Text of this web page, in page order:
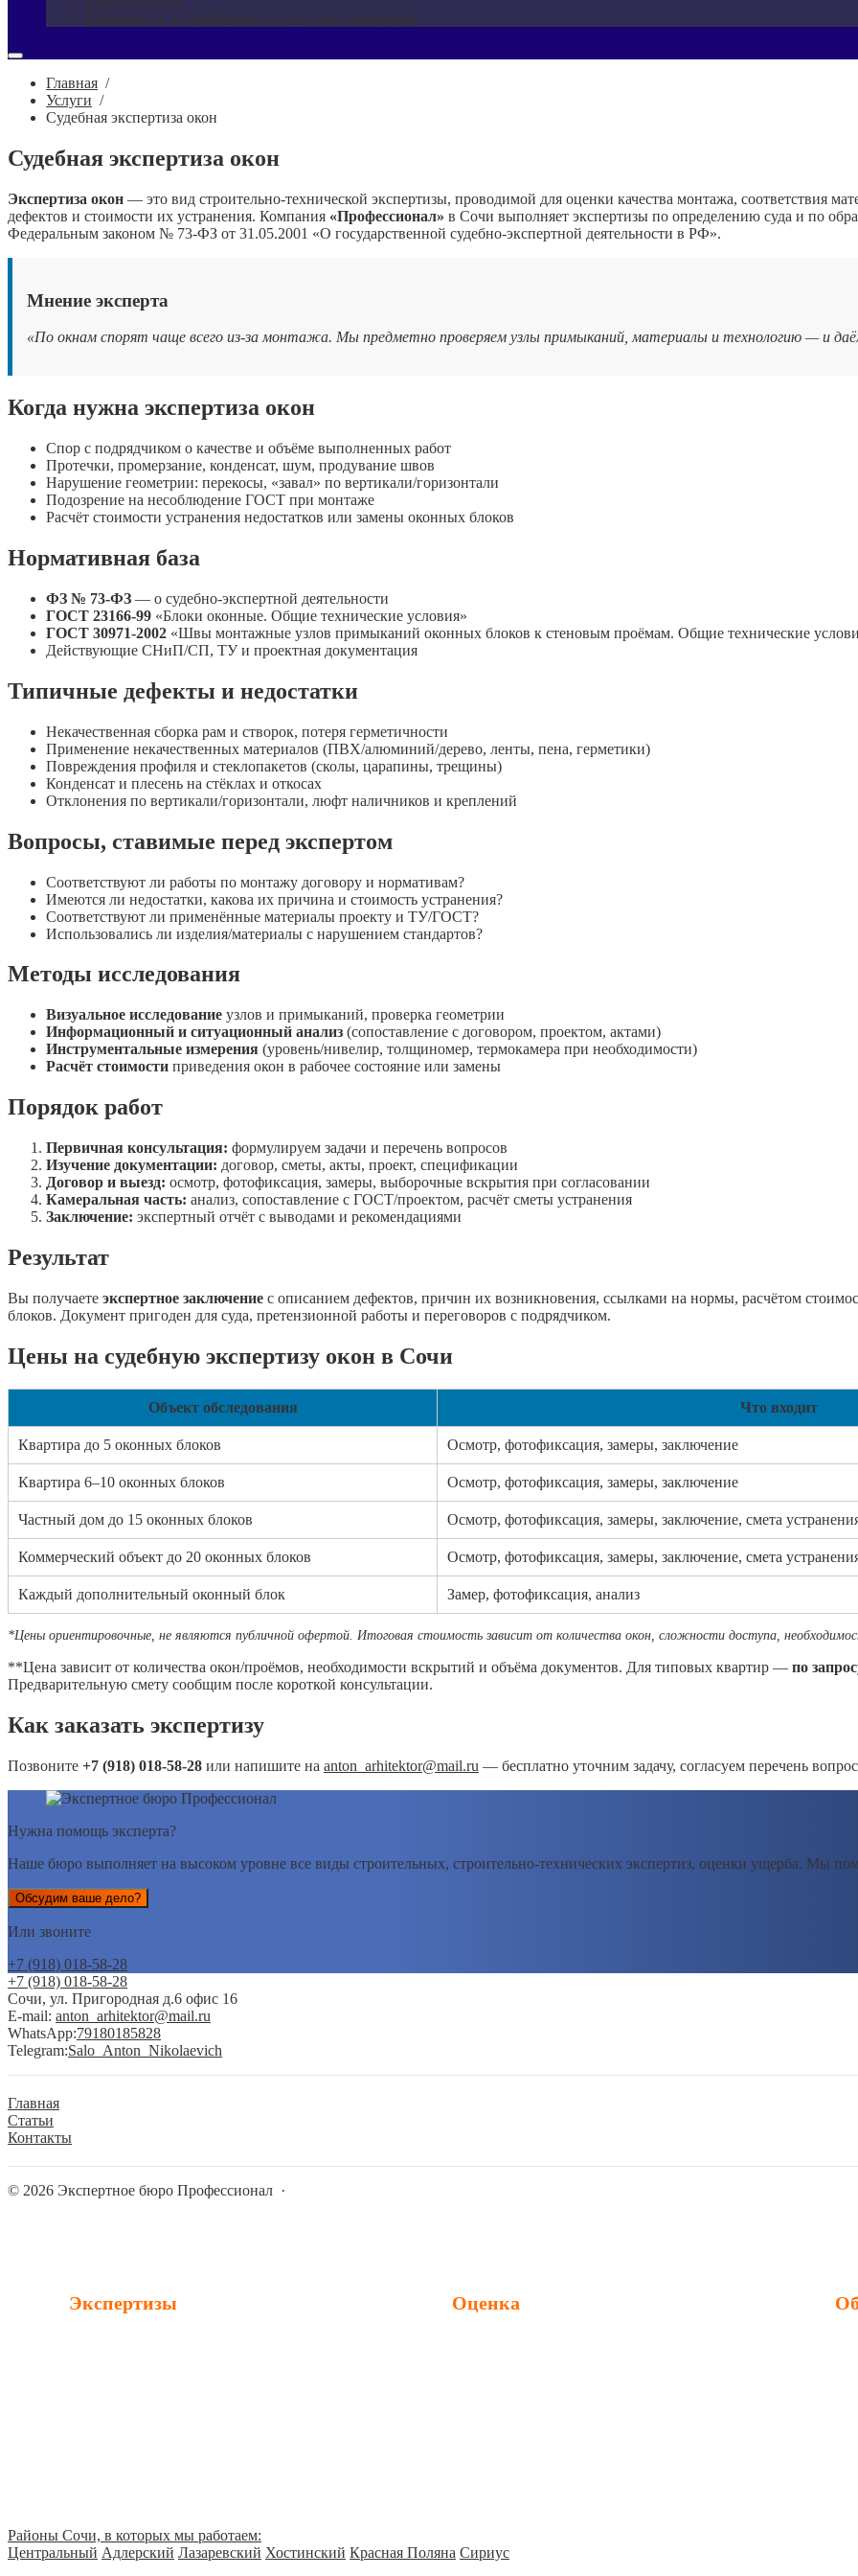
Взыскание с застройщика за недостатки квартиры
Главная /
Услуги /
Судебная экспертиза окон
Судебная экспертиза окон
Экспертиза окон — это вид строительно‑технической экспертизы, проводимой для оценки качества монтажа, соответствия
дефектов и стоимости их устранения. Компания «Профессионал» в Сочи выполняет экспертизы по определению суда и по
Федеральным законом № 73‑ФЗ от 31.05.2001 «О государственной судебно‑экспертной деятельности в РФ».
Мнение эксперта
«По окнам спорят чаще всего из‑за монтажа. Мы предметно проверяем узлы примыканий, материалы и технологию — и
Когда нужна экспертиза окон
Спор с подрядчиком о качестве и объёме выполненных работ
Протечки, промерзание, конденсат, шум, продувание швов
Нарушение геометрии: перекосы, «завал» по вертикали/горизонтали
Подозрение на несоблюдение ГОСТ при монтаже
Расчёт стоимости устранения недостатков или замены оконных блоков
Нормативная база
ФЗ № 73‑ФЗ — о судебно‑экспертной деятельности
ГОСТ 23166‑99 «Блоки оконные. Общие технические условия»
ГОСТ 30971‑2002 «Швы монтажные узлов примыканий оконных блоков к стеновым проёмам. Общие технические
Действующие СНиП/СП, ТУ и проектная документация
Типичные дефекты и недостатки
Некачественная сборка рам и створок, потеря герметичности
Применение некачественных материалов (ПВХ/алюминий/дерево, ленты, пена, герметики)
Повреждения профиля и стеклопакетов (сколы, царапины, трещины)
Конденсат и плесень на стёклах и откосах
Отклонения по вертикали/горизонтали, люфт наличников и креплений
Вопросы, ставимые перед экспертом
Соответствуют ли работы по монтажу договору и нормативам?
Имеются ли недостатки, какова их причина и стоимость устранения?
Соответствуют ли применённые материалы проекту и ТУ/ГОСТ?
Использовались ли изделия/материалы с нарушением стандартов?
Методы исследования
Визуальное исследование узлов и примыканий, проверка геометрии
Информационный и ситуационный анализ (сопоставление с договором, проектом, актами)
Инструментальные измерения (уровень/нивелир, толщиномер, термокамера при необходимости)
Расчёт стоимости приведения окон в рабочее состояние или замены
Порядок работ
Первичная консультация: формулируем задачи и перечень вопросов
Изучение документации: договор, сметы, акты, проект, спецификации
Договор и выезд: осмотр, фотофиксация, замеры, выборочные вскрытия при согласовании
Камеральная часть: анализ, сопоставление с ГОСТ/проектом, расчёт сметы устранения
Заключение: экспертный отчёт с выводами и рекомендациями
Результат
Вы получаете экспертное заключение с описанием дефектов, причин их возникновения, ссылками на нормы, расчётом
блоков. Документ пригоден для суда, претензионной работы и переговоров с подрядчиком.
Цены на судебную экспертизу окон в Сочи
Объект обследования Что входит
Квартира до 5 оконных блоков Осмотр, фотофиксация, замеры, заключение
Квартира 6–10 оконных блоков Осмотр, фотофиксация, замеры, заключение
Частный дом до 15 оконных блоков Осмотр, фотофиксация, замеры, заключение, смета
Коммерческий объект до 20 оконных блоков Осмотр, фотофиксация, замеры, заключение, смета
Каждый дополнительный оконный блок Замер, фотофиксация, анализ
*Цены ориентировочные, не являются публичной офертой. Итоговая стоимость зависит от количества окон, сложности доступа,
**Цена зависит от количества окон/проёмов, необходимости вскрытий и объёма документов. Для типовых квартир — по
Предварительную смету сообщим после короткой консультации.
Как заказать экспертизу
Позвоните +7 (918) 018-58-28 или напишите на anton_arhitektor@mail.ru — бесплатно уточним задачу, согласуем перечень
Нужна помощь эксперта?
Наше бюро выполняет на высоком уровне все виды строительных, строительно-технических экспертиз, оценки ущерба. Мы
Обсудим ваше дело?
Или звоните
+7 (918) 018-58-28
+7 (918) 018-58-28
Сочи, ул. Пригородная д.6 офис 16
E-mail: anton_arhitektor@mail.ru
WhatsApp:79180185828
Telegram:Salo_Anton_Nikolaevich
Главная
Статьи
Контакты
© 2026 Экспертное бюро Профессионал ·
Экспертизы Оценка
Районы Сочи, в которых мы работаем:
Центральный Адлерский Лазаревский Хостинский Красная Поляна Сириус